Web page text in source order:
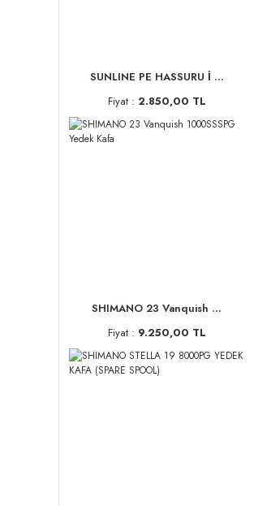
SUNLINE PE HASSURU İ ...
Fiyat : 2.850,00 TL
SHIMANO 23 Vanquish ...
Fiyat : 9.250,00 TL